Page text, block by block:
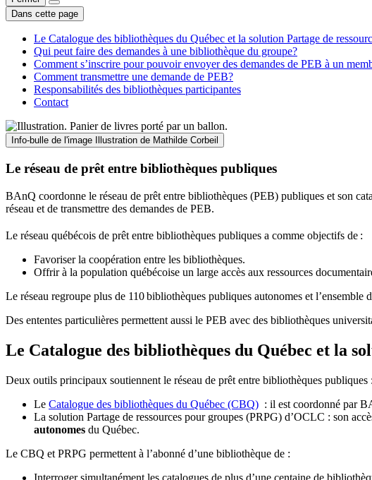
Dans cette page
Le Catalogue des bibliothèques du Québec et la solution Partage de
Qui peut faire des demandes à une bibliothèque du groupe?
Comment s’inscrire pour pouvoir envoyer des demandes de PEB à un
Comment transmettre une demande de PEB?
Responsabilités des bibliothèques participantes
Contact
Info-bulle de l'image Illustration de Mathilde Corbeil
Le réseau de prêt entre bibliothèques publiques
BAnQ coordonne le réseau de prêt entre bibliothèques (PEB) publiques et son
réseau et de transmettre des demandes de PEB.
Le réseau québécois de prêt entre bibliothèques publiques a comme objectifs de :
Favoriser la coopération entre les bibliothèques.
Offrir à la population québécoise un large accès aux ressources
Le réseau regroupe plus de 110bibliothèques publiques autonomes et l’ensemble
Des ententes particulières permettent aussi le PEB avec des bibliothèques
Le Catalogue des bibliothèques du Québec et la
Deux outils principaux soutiennent le réseau de prêt entre bibliothèques publiques :
Le Catalogue des bibliothèques du Québec (CBQ) : il est coordonné par
La solution Partage de ressources pour groupes (PRPG) d’OCLC : son
autonomes du Québec.
Le CBQ et PRPG permettent à l’abonné d’une bibliothèque de :
Interroger simultanément les catalogues de plus d’une centaine de